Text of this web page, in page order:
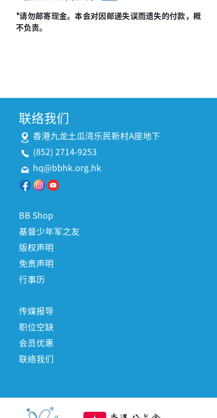
*请勿邮寄现金。本会对因邮递失误而遗失的付款，概
不负责。
联络我们
香港九龙土瓜湾乐民新村A座地下
(852) 2714-9253
hq@bbhk.org.hk
BB Shop
基督少年军之友
版权声明
免责声明
行事历
传媒报导
职位空缺
会员优惠
联络我们